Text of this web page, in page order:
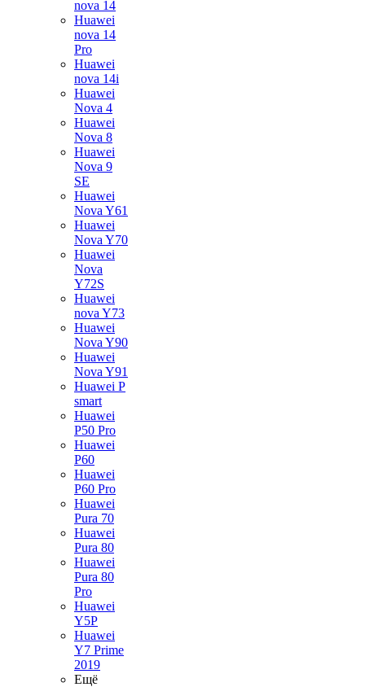
nova 14
Huawei
nova 14
Pro
Huawei
nova 14i
Huawei
Nova 4
Huawei
Nova 8
Huawei
Nova 9
SE
Huawei
Nova Y61
Huawei
Nova Y70
Huawei
Nova
Y72S
Huawei
nova Y73
Huawei
Nova Y90
Huawei
Nova Y91
Huawei P
smart
Huawei
P50 Pro
Huawei
P60
Huawei
P60 Pro
Huawei
Pura 70
Huawei
Pura 80
Huawei
Pura 80
Pro
Huawei
Y5P
Huawei
Y7 Prime
2019
Ещё